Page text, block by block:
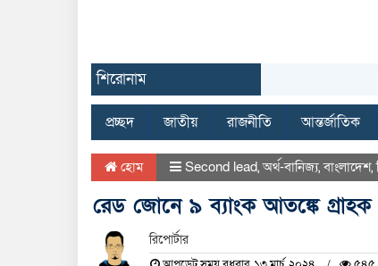
শিরোনাম
প্রচ্ছদ জাতীয় রাজনীতি আন্তর্জাতিক
হোম Second lead,অর্থ-বানিজ্য,বাংলাদেশ,
রেড জোনে ৯ ব্যাংক আতঙ্কে গ্রাহক
রিপোর্টার